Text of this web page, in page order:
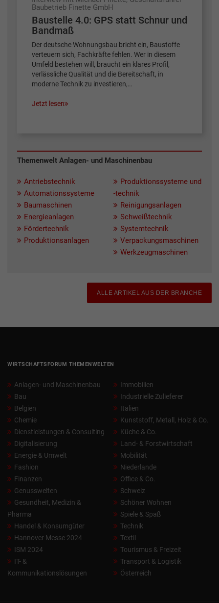
Baubetrieb Finette GmbH
Baustelle 4.0: GPS statt Schnur und
Bandmaß
Der deutsche Wohnungsbau bricht ein, Baustoffe
verteuern sich, Fachkräfte fehlen. Wer in diesem
Umfeld bestehen will, braucht ein klares Profil,
verlässliche Qualität und die Bereitschaft, in
moderne Technik zu investieren,…
Jetzt lesen
Themenwelt Anlagen- und Maschinenbau
Antriebstechnik
Automationssysteme
Baumaschinen
Energieanlagen
Fördertechnik
Produktionsanlagen
Produktionssysteme und
-technik
Reinigungsanlagen
Schweißtechnik
Systemtechnik
Verpackungsmaschinen
Werkzeugmaschinen
ALLE ARTIKEL AUS DER BRANCHE
WIRTSCHAFTSFORUM THEMENWELTEN
Anlagen- und Maschinenbau
Bau
Belgien
Chemie
Dienstleistungen & Consulting
Digitalisierung
Energie & Umwelt
Fashion
Finanzen
Genusswelten
Gesundheit, Medizin &
Pharma
Handel & Konsumgüter
Hannover Messe 2024
ISM 2024
IT- &
Kommunikationslösungen
Immobilien
Industrielle Zulieferer
Italien
Kunststoff, Metall, Holz & Co.
Küche & Co.
Land- & Forstwirtschaft
Mobilität
Niederlande
Office & Co.
Schweiz
Schöner Wohnen
Spiele & Spaß
Technik
Textil
Tourismus & Freizeit
Transport & Logistik
Österreich